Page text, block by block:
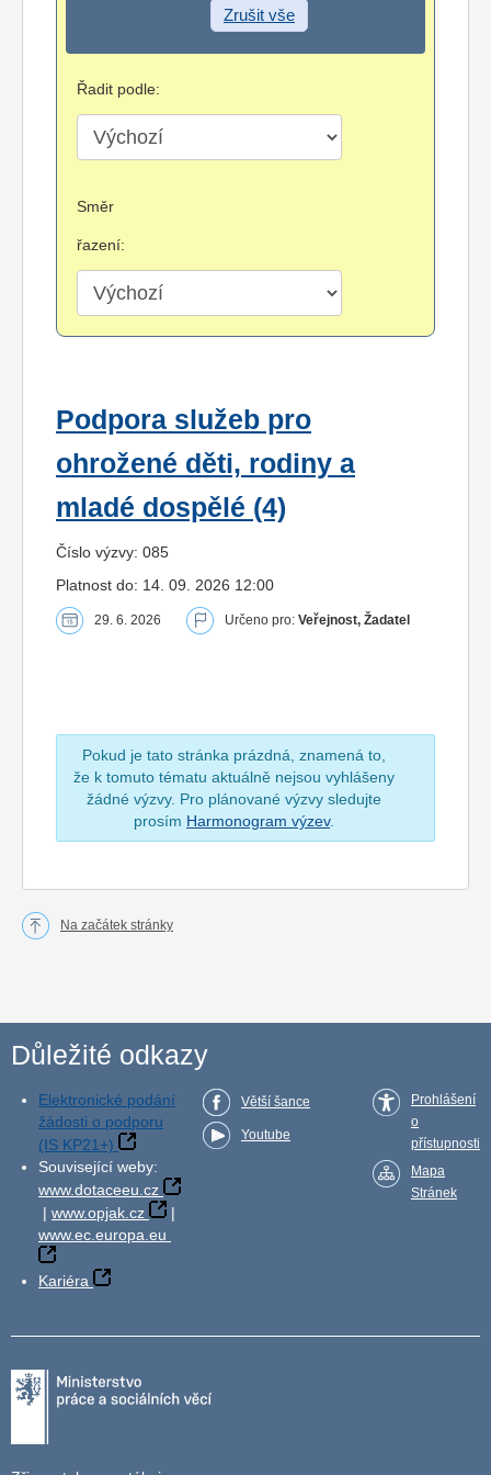
Zrušit vše
Řadit podle:
Směr
řazení:
Podpora služeb pro
ohrožené děti, rodiny a
mladé dospělé (4)
Číslo výzvy: 085
Platnost do: 14. 09. 2026 12:00
29. 6. 2026 Určeno pro: Veřejnost, Žadatel
Pokud je tato stránka prázdná, znamená to,
že k tomuto tématu aktuálně nejsou vyhlášeny
žádné výzvy. Pro plánované výzvy sledujte
prosím Harmonogram výzev.
Na začátek stránky
Důležité odkazy
Elektronické podání
žádosti o podporu
(IS KP21+)
Související weby:
www.dotaceeu.cz
| www.opjak.cz
|
www.ec.europa.eu
Kariéra
Větší šance
Youtube
Prohlášení
o
přístupnosti
Mapa
Stránek